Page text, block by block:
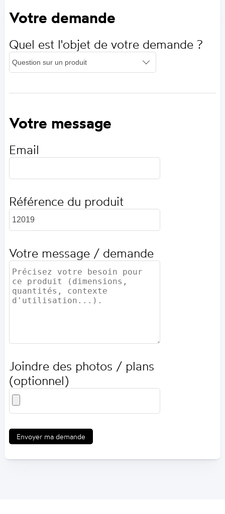
Votre demande
Quel est l'objet de votre demande ?
Votre message
Email
Référence du produit
Votre message / demande
Joindre des photos / plans
(optionnel)
Envoyer ma demande